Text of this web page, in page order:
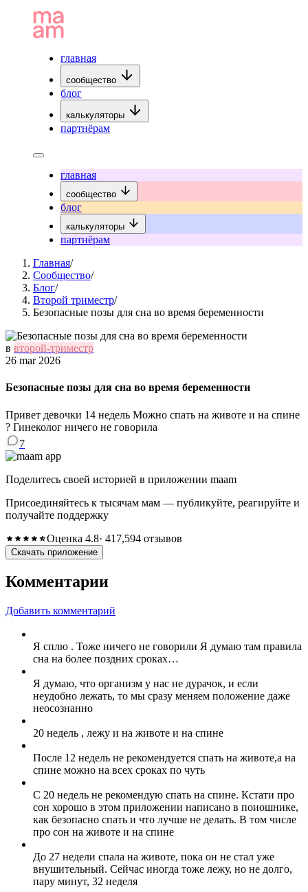
главная
сообщество
блог
калькуляторы
партнёрам
главная
сообщество
блог
калькуляторы
партнёрам
Главная/
Сообщество/
Блог/
Второй триместр/
Безопасные позы для сна во время беременности
в второй-триместр
26 mar 2026
Безопасные позы для сна во время беременности
Привет девочки 14 недель Можно спать на животе и на спине
? Гинеколог ничего не говорила
7
Поделитесь своей историей в приложении maam
Присоединяйтесь к тысячам мам — публикуйте, реагируйте и
получайте поддержку
Оценка 4.8· 417,594 отзывов
Скачать приложение
Комментарии
Добавить комментарий
Я сплю . Тоже ничего не говорили Я думаю там правила
сна на более поздних сроках…
Я думаю, что организм у нас не дурачок, и если
неудобно лежать, то мы сразу меняем положение даже
неосознанно
20 недель , лежу и на животе и на спине
После 12 недель не рекомендуется спать на животе,а на
спине можно на всех сроках по чуть
С 20 недель не рекомендую спать на спине. Кстати про
сон хорошо в этом приложении написано в поиошнике,
как безопасно спать и что лучше не делать. В том числе
про сон на животе и на спине
До 27 недели спала на животе, пока он не стал уже
внушительный. Сейчас иногда тоже лежу, но не долго,
пару минут, 32 неделя